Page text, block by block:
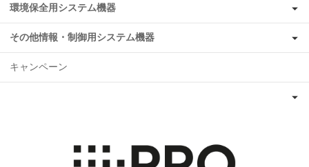
環境保全用システム機器
その他情報・制御用システム機器
キャンペーン